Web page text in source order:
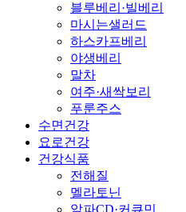
블루베리·빌베리
마시는샐러드
하스카프베리
야생베리
말차
여주·새싹보리
푸룬주스
수면건강
요로건강
건강식품
전해질
멜라토닌
알파CD·커큐민